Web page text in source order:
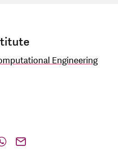
Engineering